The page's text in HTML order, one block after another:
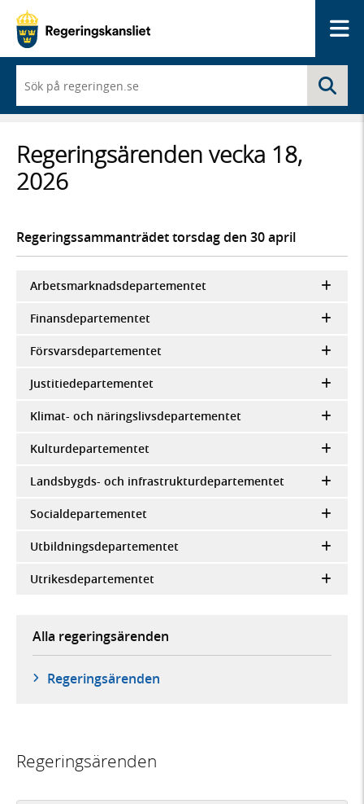
du
börjar
skriva
framträder
en
lista
Regeringsärenden vecka 18,
2026
Regeringssammanträdet torsdag den 30 april
Arbetsmarknadsdepartementet
Finansdepartementet
Försvarsdepartementet
Justitiedepartementet
Klimat- och näringslivsdepartementet
Kulturdepartementet
Landsbygds- och infrastrukturdepartementet
Socialdepartementet
Utbildningsdepartementet
Utrikesdepartementet
Alla regeringsärenden
Regeringsärenden
Regeringsärenden